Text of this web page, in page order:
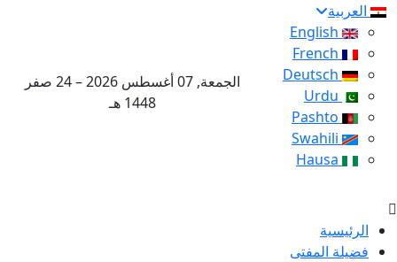
العربية
الجمعة, 07 أغسطس 2026 – 24 صفر
1448 هـ
الرئيسية
فضيلة المفتى